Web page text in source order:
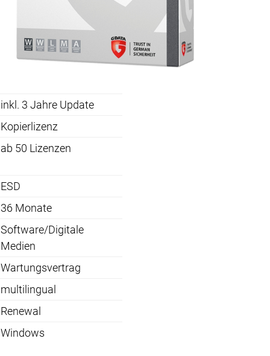
inkl. 3 Jahre Update
Kopierlizenz
ab 50 Lizenzen
ESD
36 Monate
Software/Digitale
Medien
Wartungsvertrag
multilingual
Renewal
Windows